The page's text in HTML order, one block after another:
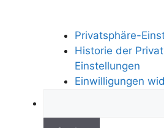
Privatsphäre-
Historie der
Einstellungen
Einwilligungen